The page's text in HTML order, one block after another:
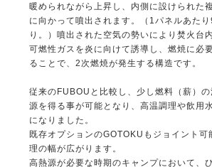
暖められながら上昇し、内側に設けられた
に向かって噴出されます。（1パネルあた
り。）噴出された空気の勢いにより焚火台
可燃性ガスを炎に向けて誘導し、燃焼に必
ることで、2次燃焼が発生する構造です。
従来のFUBOUと比較し、少し燃料（薪）
源を得る事が可能となり、高温調理や飲用
になりました。
既存オプションのGOTOKUもジョイント可
理の幅が広がります。
高熱源が必要な時期のキャンプにおいて、